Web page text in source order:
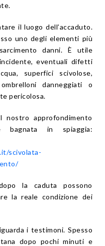
il luogo dell’accaduto.
uno degli elementi più
danni. È utile
eventuali difetti
superfici scivolose,
danneggiati o
pericolosa.
approfondimento
bagnata in spiaggia:
scivolata-
la caduta possono
la reale condizione dei
i testimoni. Spesso
dopo pochi minuti e